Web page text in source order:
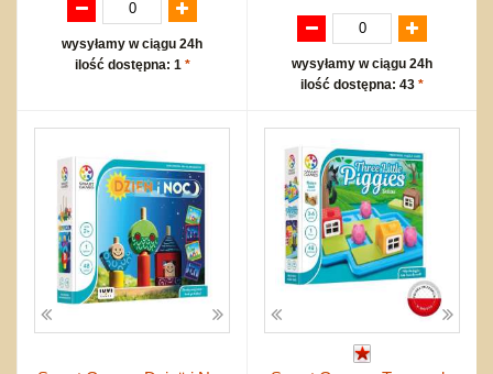
wysyłamy w ciągu 24h
ilość dostępna: 1 *
wysyłamy w ciągu 24h
ilość dostępna: 43 *